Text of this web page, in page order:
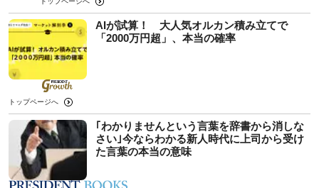
AIが試算！ 大人気オルカン積み立てで
「2000万円超」、本当の確率
トップページへ
｢わかりませんという言葉を辞書から消しな
さい｣今ならわかる新人時代に上司から受け
た言葉の本当の意味